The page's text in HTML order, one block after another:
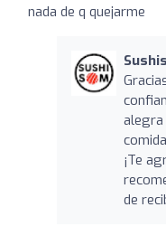
nada de q quejarme
alegra
¡Te
de